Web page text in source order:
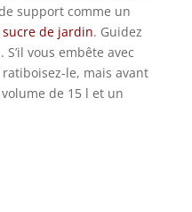
support comme un
sucre de jardin. Guidez
vous embête avec
ratiboisez-le, mais avant
de 15 l et un